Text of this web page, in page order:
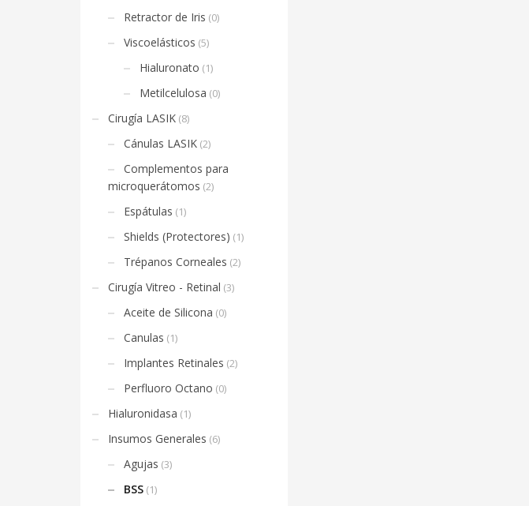
Retractor de Iris (0)
Viscoelásticos (5)
Hialuronato (1)
Metilcelulosa (0)
Cirugía LASIK (8)
Cánulas LASIK (2)
Complementos para
microquerátomos (2)
Espátulas (1)
Shields (Protectores) (1)
Trépanos Corneales (2)
Cirugía Vitreo - Retinal (3)
Aceite de Silicona (0)
Canulas (1)
Implantes Retinales (2)
Perfluoro Octano (0)
Hialuronidasa (1)
Insumos Generales (6)
Agujas (3)
BSS (1)